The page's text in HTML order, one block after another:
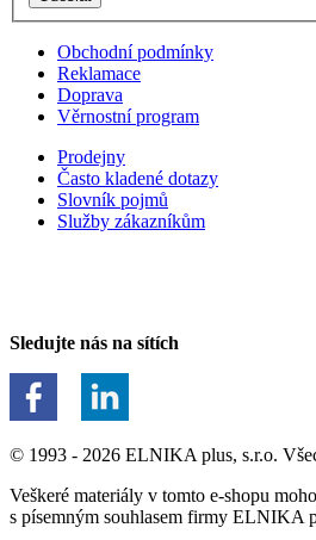
Obchodní podmínky
Reklamace
Doprava
Věrnostní program
Prodejny
Často kladené dotazy
Slovník pojmů
Služby zákazníkům
Sledujte nás na sítích
© 1993 - 2026 ELNIKA plus, s.r.o.
Veškeré materiály v tomto e-shopu
s písemným souhlasem firmy ELNIKA